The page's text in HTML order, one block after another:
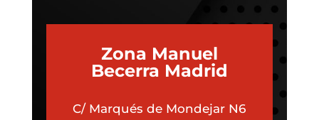
Zona Manuel
Becerra Madrid
C/ Marqués de Mondejar N6